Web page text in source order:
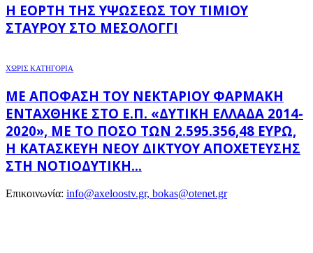
Η ΕΟΡΤΉ ΤΗΣ ΥΨΏΣΕΩΣ ΤΟΥ ΤΙΜΊΟΥ
ΣΤΑΥΡΟΎ ΣΤΟ ΜΕΣΟΛΌΓΓΙ
ΧΩΡΊΣ ΚΑΤΗΓΟΡΊΑ
ΜΕ ΑΠΌΦΑΣΗ ΤΟΥ ΝΕΚΤΆΡΙΟΥ ΦΑΡΜΆΚΗ
ΕΝΤΆΧΘΗΚΕ ΣΤΟ Ε.Π. «ΔΥΤΙΚΉ ΕΛΛΆΔΑ 2014-
2020», ΜΕ ΤΟ ΠΟΣΌ ΤΩΝ 2.595.356,48 ΕΥΡΏ,
Η ΚΑΤΑΣΚΕΥΉ ΝΈΟΥ ΔΙΚΤΎΟΥ ΑΠΟΧΈΤΕΥΣΗΣ
ΣΤΗ ΝΟΤΙΟΔΥΤΙΚΉ...
Επικοινωνία: info@axeloostv.gr, bokas@otenet.gr